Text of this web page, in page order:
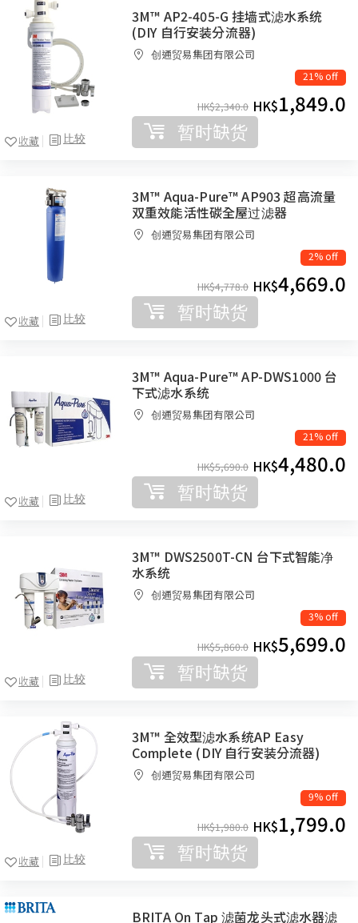
比较
收藏
3M™ AP2-405-G 挂墙式滤水系统
(DIY 自行安装分流器)
创通贸易集团有限公司
21% off
HK$2,340.0 HK$1,849.0
暂时缺货
比较
收藏
3M™ Aqua-Pure™ AP903 超高流量
双重效能活性碳全屋过滤器
创通贸易集团有限公司
2% off
HK$4,778.0 HK$4,669.0
暂时缺货
比较
收藏
3M™ Aqua-Pure™ AP-DWS1000 台
下式滤水系统
创通贸易集团有限公司
21% off
HK$5,690.0 HK$4,480.0
暂时缺货
比较
收藏
3M™ DWS2500T-CN 台下式智能净
水系统
创通贸易集团有限公司
3% off
HK$5,860.0 HK$5,699.0
暂时缺货
比较
收藏
3M™ 全效型滤水系统AP Easy
Complete (DIY 自行安装分流器)
创通贸易集团有限公司
9% off
HK$1,980.0 HK$1,799.0
暂时缺货
BRITA On Tap 滤菌龙头式滤水器滤